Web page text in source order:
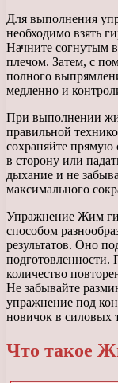
Для выполнения
необходимо взять
Начните согнутым
плечом. Затем, с
полного
медленно и
При выполнении
правильной
сохраняйте прямую
в сторону или
дыхание и не
максимального
Упражнение Жим
способом
результатов. Оно
подготовленности.
количество
Не забывайте
упражнение под
новичок в силовых
Что такое